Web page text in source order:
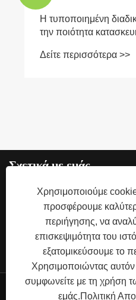
Η τυποποιημένη
την ποιότητα
Δείτε περισσότερα >>
Σχετικά με εμάς
Προϊόντα
Επικοινωνήστε μαζί μας
Πνευματικά δικαιώματα ©
Ltd. Με την
Χρησιμοποιούμε
προσφέρουμε
περιήγησης, να
επισκεψιμότητα του
εξατομικεύσουμε το
Χρησιμοποιώντας αυτόν
συμφωνείτε με τη χρήση
εμάς.Πολιτική